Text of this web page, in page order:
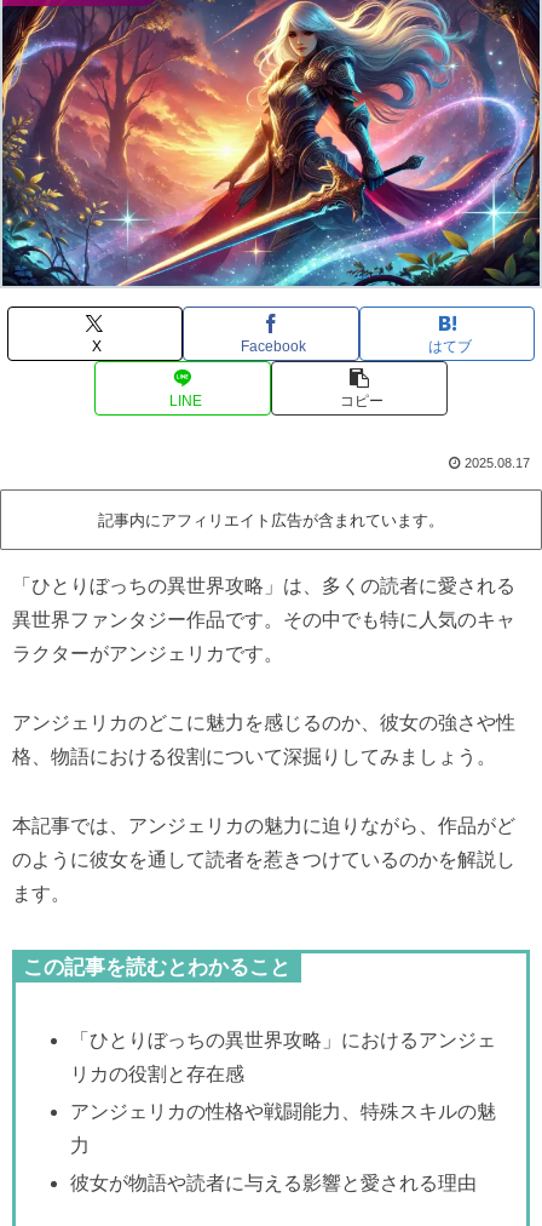
X Facebook はてブ
LINE コピー
2025.08.17
記事内にアフィリエイト広告が含まれています。
「ひとりぼっちの異世界攻略」は、多くの読者に愛される
異世界ファンタジー作品です。その中でも特に人気のキャ
ラクターがアンジェリカです。
アンジェリカのどこに魅力を感じるのか、彼女の強さや性
格、物語における役割について深掘りしてみましょう。
本記事では、アンジェリカの魅力に迫りながら、作品がど
のように彼女を通して読者を惹きつけているのかを解説し
ます。
この記事を読むとわかること
「ひとりぼっちの異世界攻略」におけるアンジェ
リカの役割と存在感
アンジェリカの性格や戦闘能力、特殊スキルの魅
力
彼女が物語や読者に与える影響と愛される理由